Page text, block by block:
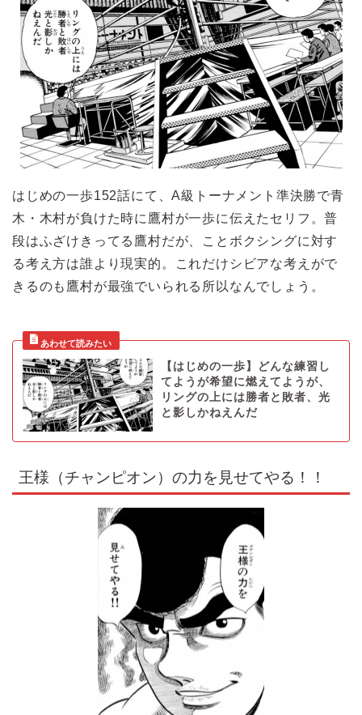
はじめの一歩152話にて、A級トーナメント準決勝で青
木・木村が負けた時に鷹村が一歩に伝えたセリフ。普
段はふざけきってる鷹村だが、ことボクシングに対す
る考え方は誰より現実的。これだけシビアな考えがで
きるのも鷹村が最強でいられる所以なんでしょう。
【はじめの一歩】どんな練習し
てようが希望に燃えてようが、
リングの上には勝者と敗者、光
と影しかねえんだ
王様（チャンピオン）の力を見せてやる！！